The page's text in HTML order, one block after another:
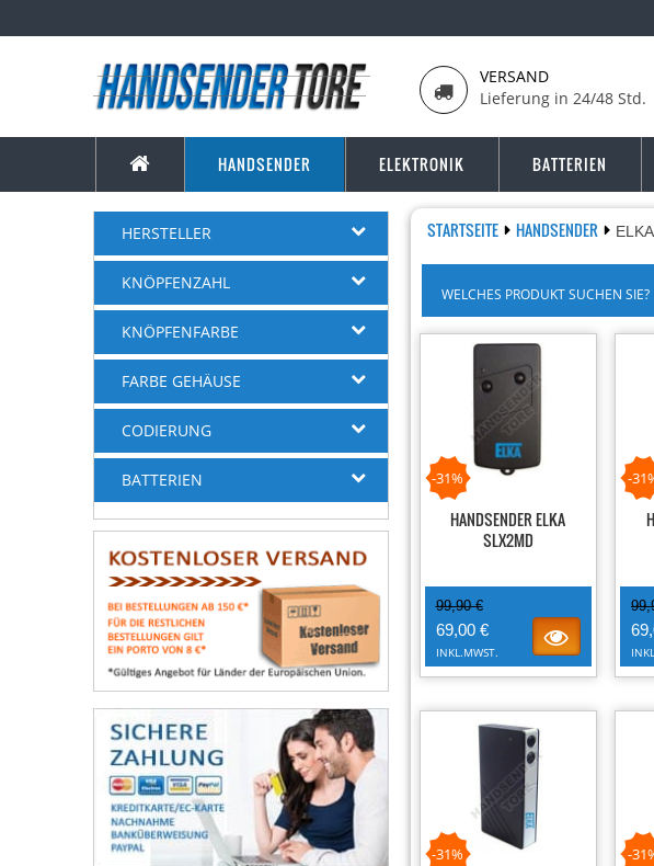
VERSAND
Lieferung in 24/48 Std.
HANDSENDER ELEKTRONIK BATTERIEN
HERSTELLER
KNÖPFENZAHL
KNÖPFENFARBE
FARBE GEHÄUSE
CODIERUNG
BATTERIEN
STARTSEITE HANDSENDER
WELCHES PRODUKT SUCHEN SIE?
-31%
HANDSENDER ELKA
SLX2MD
99,90 €
69,00 €
INKL.MWST.
-
-31% -